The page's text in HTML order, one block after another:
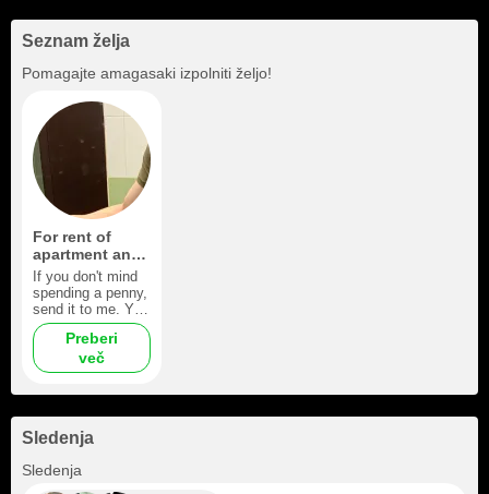
Seznam želja
Pomagajte amagasaki izpolniti željo!
For rent of
apartment and
equipment
If you don't mind
spending a penny,
send it to me. You
won't regret it.
Then I'll have
good equipment
and even more
desire to shoot for
Preberi
več
Sledenja
Sledenja